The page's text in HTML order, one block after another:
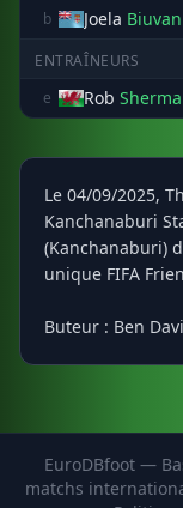
b Joela
ENTRAÎNEURS
e
Rob
Le 04/09/2025,
Kanchanaburi
(Kanchanaburi)
unique FIFA
Buteur : Ben
EuroDBfoot —
matchs